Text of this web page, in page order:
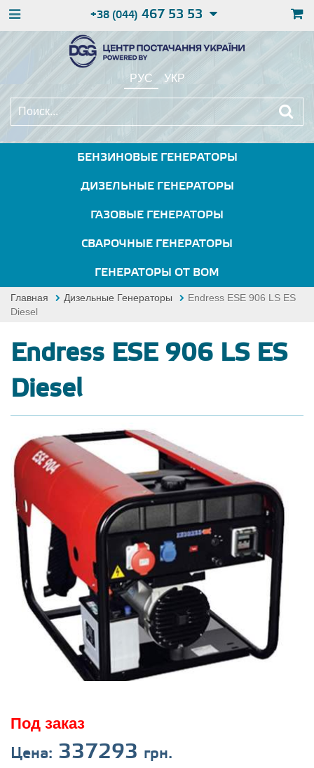
+38 (044) 467 53 53
РУС УКР
БЕНЗИНОВЫЕ ГЕНЕРАТОРЫ
ДИЗЕЛЬНЫЕ ГЕНЕРАТОРЫ
ГАЗОВЫЕ ГЕНЕРАТОРЫ
СВАРОЧНЫЕ ГЕНЕРАТОРЫ
ГЕНЕРАТОРЫ ОТ ВОМ
Главная Дизельные Генераторы
Endress ESE 906 LS ES
Diesel
Endress ESE 906 LS ES
Diesel
Под заказ
Цена: 337293 грн.